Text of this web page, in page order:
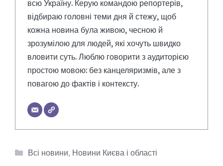
всю Україну. Керую командою репортерів,
відбираю головні теми дня й стежу, щоб
кожна новина була живою, чесною й
зрозумілою для людей, які хочуть швидко
вловити суть. Люблю говорити з аудиторією
простою мовою: без канцеляризмів, але з
повагою до фактів і контексту.
Категорії
Всі новини, Новини Києва і області